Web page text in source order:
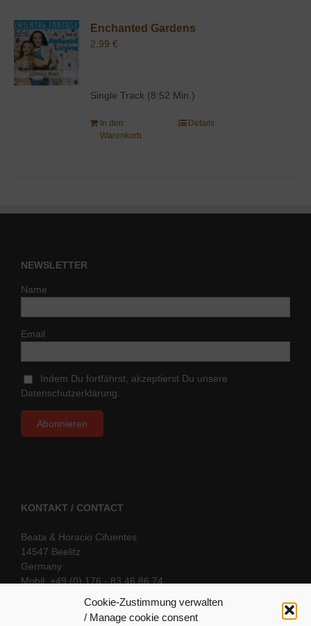
Cookie-Zustimmung verwalten
/ Manage cookie consent
Enchanted Gardens
2,99€
Single Track (8:52 Min.)
In den
Warenkorb
Details
NEWSLETTER
Name
Email
Indem Du fortfährst, akzeptierst Du unsere
Datenschutzerklärung.
KONTAKT / CONTACT
Beata & Horacio Cifuentes
14547 Beelitz
Germany
Mobil: +49 (0) 176 - 83 46 86 74